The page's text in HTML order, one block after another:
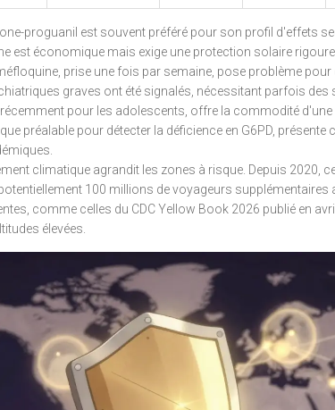
proguanil est souvent préféré pour son profil d'effets
est économique mais exige une protection solaire
prise une fois par semaine, pose problème
graves ont été signalés, nécessitant parfois des
pour les adolescents, offre la commodité
préalable pour détecter la déficience en G6PD,
climatique agrandit les zones à risque. Depuis 2020,
100 millions de voyageurs supplémentaires
comme celles du CDC Yellow Book 2026 publié en
élevées.